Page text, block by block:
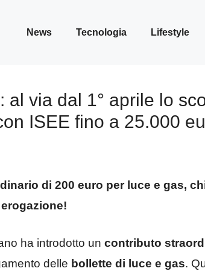
News Tecnologia Lifestyle
via dal 1° aprile lo
ISEE fino a 25.000
di 200 euro per luce e gas,
ha introdotto un contributo
delle bollette di luce e gas.